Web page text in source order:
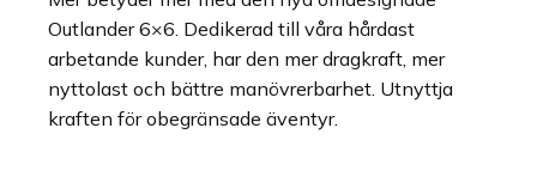
Outlander 6×6. Dedikerad till våra hårdast
arbetande kunder, har den mer dragkraft, mer
nyttolast och bättre manövrerbarhet. Utnyttja
kraften för obegränsade äventyr.